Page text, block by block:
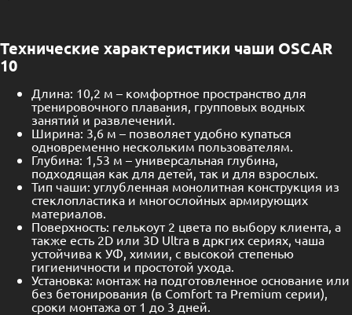
Технические характеристики чаши OSCAR
10
Длина: 10,2 м – комфортное пространство для
тренировочного плавания, групповых водных
занятий и развлечений.
Ширина: 3,6 м – позволяет удобно купаться
одновременно нескольким пользователям.
Глубина: 1,53 м – универсальная глубина,
подходящая как для детей, так и для взрослых.
Тип чаши: углубленная монолитная конструкция из
стеклопластика и многослойных армирующих
материалов.
Поверхность: гелькоут 2 цвета по выбору клиента, а
также есть 2D или 3D Ultra в дркгих сериях, чаша
устойчива к УФ, химии, с высокой степенью
гигиеничности и простотой ухода.
Установка: монтаж на подготовленное основание или
без бетонирования (в Comfort та Premium серии),
сроки монтажа от 1 до 3 дней.